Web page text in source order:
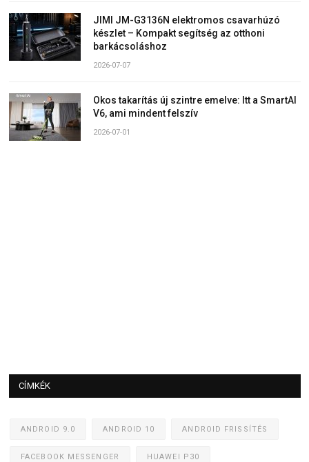
JIMI JM-G3136N elektromos csavarhúzó
készlet – Kompakt segítség az otthoni
barkácsoláshoz
2026-07-07
Okos takarítás új szintre emelve: Itt a SmartAI
V6, ami mindent felszív
2026-07-01
CÍMKÉK
ANDROID 9.0 ANDROID 10 ANDROID FRISSÍTÉS
FACEBOOK MESSENGER HUAWEI P30